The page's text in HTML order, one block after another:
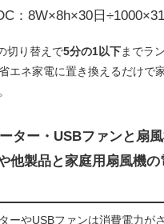
：8W×8h×30日
切り替えで5分の1以下までラ
エネ家電に置き換えるだけで
ター・USBファンと扇
他製品と家庭用扇風機
ーやUSBファンは消費電力が